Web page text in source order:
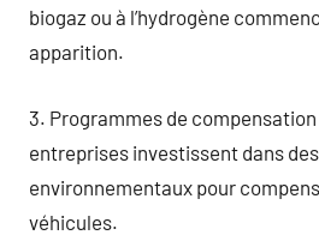
biogaz ou à l’hydrogène
apparition.
3. Programmes de
entreprises investissent dans
environnementaux pour
véhicules.